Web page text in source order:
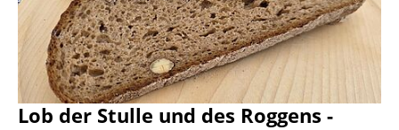
Lob der Stulle und des Roggens -